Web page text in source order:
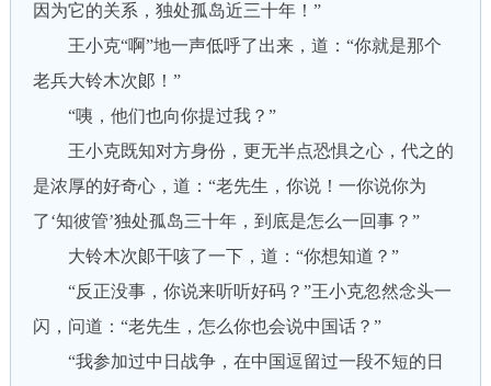
因为它的关系，独处孤岛近三十年！”
王小克“啊”地一声低呼了出来，道：“你就是那个
老兵大铃木次郞！”
“咦，他们也向你提过我？”
王小克既知对方身份，更无半点恐惧之心，代之的
是浓厚的好奇心，道：“老先生，你说！一你说你为
了‘知彼管’独处孤岛三十年，到底是怎么一回事？”
大铃木次郞干咳了一下，道：“你想知道？”
“反正没事，你说来听听好码？”王小克忽然念头一
闪，问道：“老先生，怎么你也会说中国话？”
“我参加过中日战争，在中国逗留过一段不短的日